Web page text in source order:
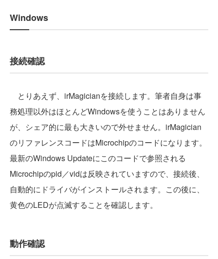
Windows
接続確認
とりあえず、irMagicianを接続します。筆者自身は事
務処理以外はほとんどWindowsを使うことはありません
が、シェア的に最も大きいので外せません。irMagician
のリファレンスコードはMicrochipのコードになります。
最新のWindows Updateにこのコードで参照される
Microchipのpid／vidは反映されていますので、接続後、
自動的にドライバがインストールされます。この後に、
黄色のLEDが点滅することを確認します。
動作確認